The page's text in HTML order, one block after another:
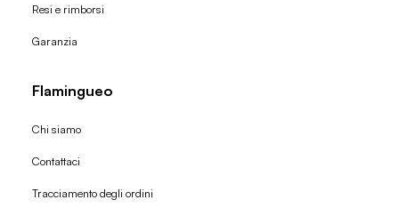
Resi e rimborsi
Garanzia
Flamingueo
Chi siamo
Contattaci
Tracciamento degli ordini